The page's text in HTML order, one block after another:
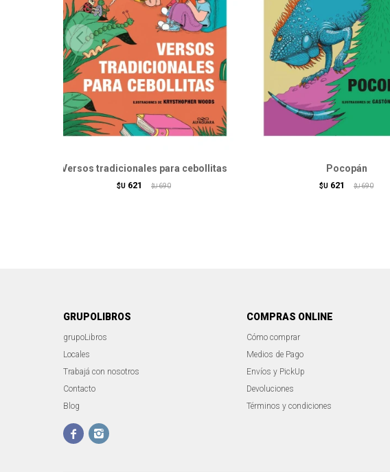
Versos tradicionales para cebollitas
$U 621 $U 690
Pocopán
$U 621 $U 690
GRUPOLIBROS
grupoLibros
Locales
Trabajá con nosotros
Contacto
Blog
 
COMPRAS ONLINE
Cómo comprar
Medios de Pago
Envíos y PickUp
Devoluciones
Términos y condiciones